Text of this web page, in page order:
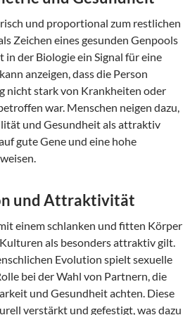
und proportional zum restlichen
Zeichen eines gesunden Genpools
in der Biologie ein Signal für eine
anzeigen, dass die Person
nicht stark von Krankheiten oder
war. Menschen neigen dazu,
und Gesundheit als attraktiv
gute Gene und eine hohe
und Attraktivität
einem schlanken und fitten Körper
als besonders attraktiv gilt.
Evolution spielt sexuelle
bei der Wahl von Partnern, die
und Gesundheit achten. Diese
verstärkt und gefestigt, was dazu